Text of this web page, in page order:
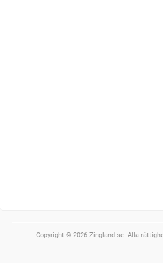
Copyright © 2026 Zingland.se. Alla